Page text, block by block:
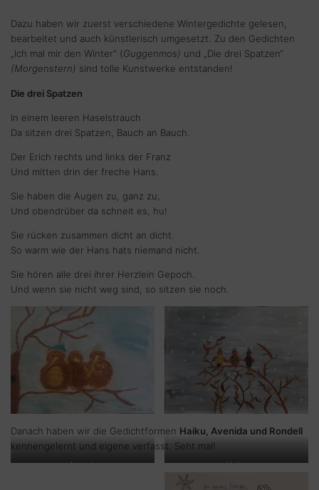
Dazu haben wir zuerst verschiedene Wintergedichte gelesen,
bearbeitet und auch künstlerisch umgesetzt. Zu den Gedichten
„Ich mal mir den Winter“ (Guggenmos) und „Die drei Spatzen“
(Morgenstern) sind tolle Kunstwerke entstanden!
Die drei Spatzen
In einem leeren Haselstrauch
Da sitzen drei Spatzen, Bauch an Bauch.
Der Erich rechts und links der Franz
Und mitten drin der freche Hans.
Sie haben die Augen zu, ganz zu,
Und obendrüber da schneit es, hu!
Sie rücken zusammen dicht an dicht.
So warm wie der Hans hats niemand nicht.
Sie hören alle drei ihrer Herzlein Gepoch.
Und wenn sie nicht weg sind, so sitzen sie noch.
Danach haben wir die Gedichtformen Haiku, Avenida und Rondell
kennengelernt und eigene verfasst. Seht mal!
Avenida Haiku